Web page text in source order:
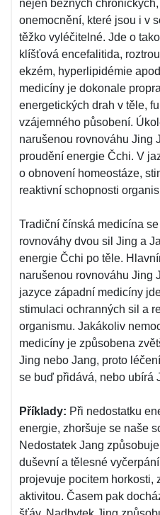
nejen běžných
onemocnění, které jsou i v
těžko vyléčitelné. Jde o
klíšťová encefalitida,
ekzém, hyperlipidémie
medicíny je dokonale
energetických drah v těle,
vzájemného působení.
narušenou rovnováhu Jing
proudění energie Čchi. V
o obnovení homeostáze,
reaktivní schopnosti
Tradiční čínská medicína
rovnováhy dvou sil Jing a
energie Čchi po těle.
narušenou rovnováhu Jing
jazyce západní medicíny
stimulaci ochranných sil a
organismu. Jakákoliv
medicíny je způsobena
Jing nebo Jang, proto
se buď přidává, nebo ubírá
Příklady: Při nedostatku
energie, zhoršuje se naše
Nedostatek Jang
duševní a tělesné
projevuje pocitem horkosti,
aktivitou. Časem pak